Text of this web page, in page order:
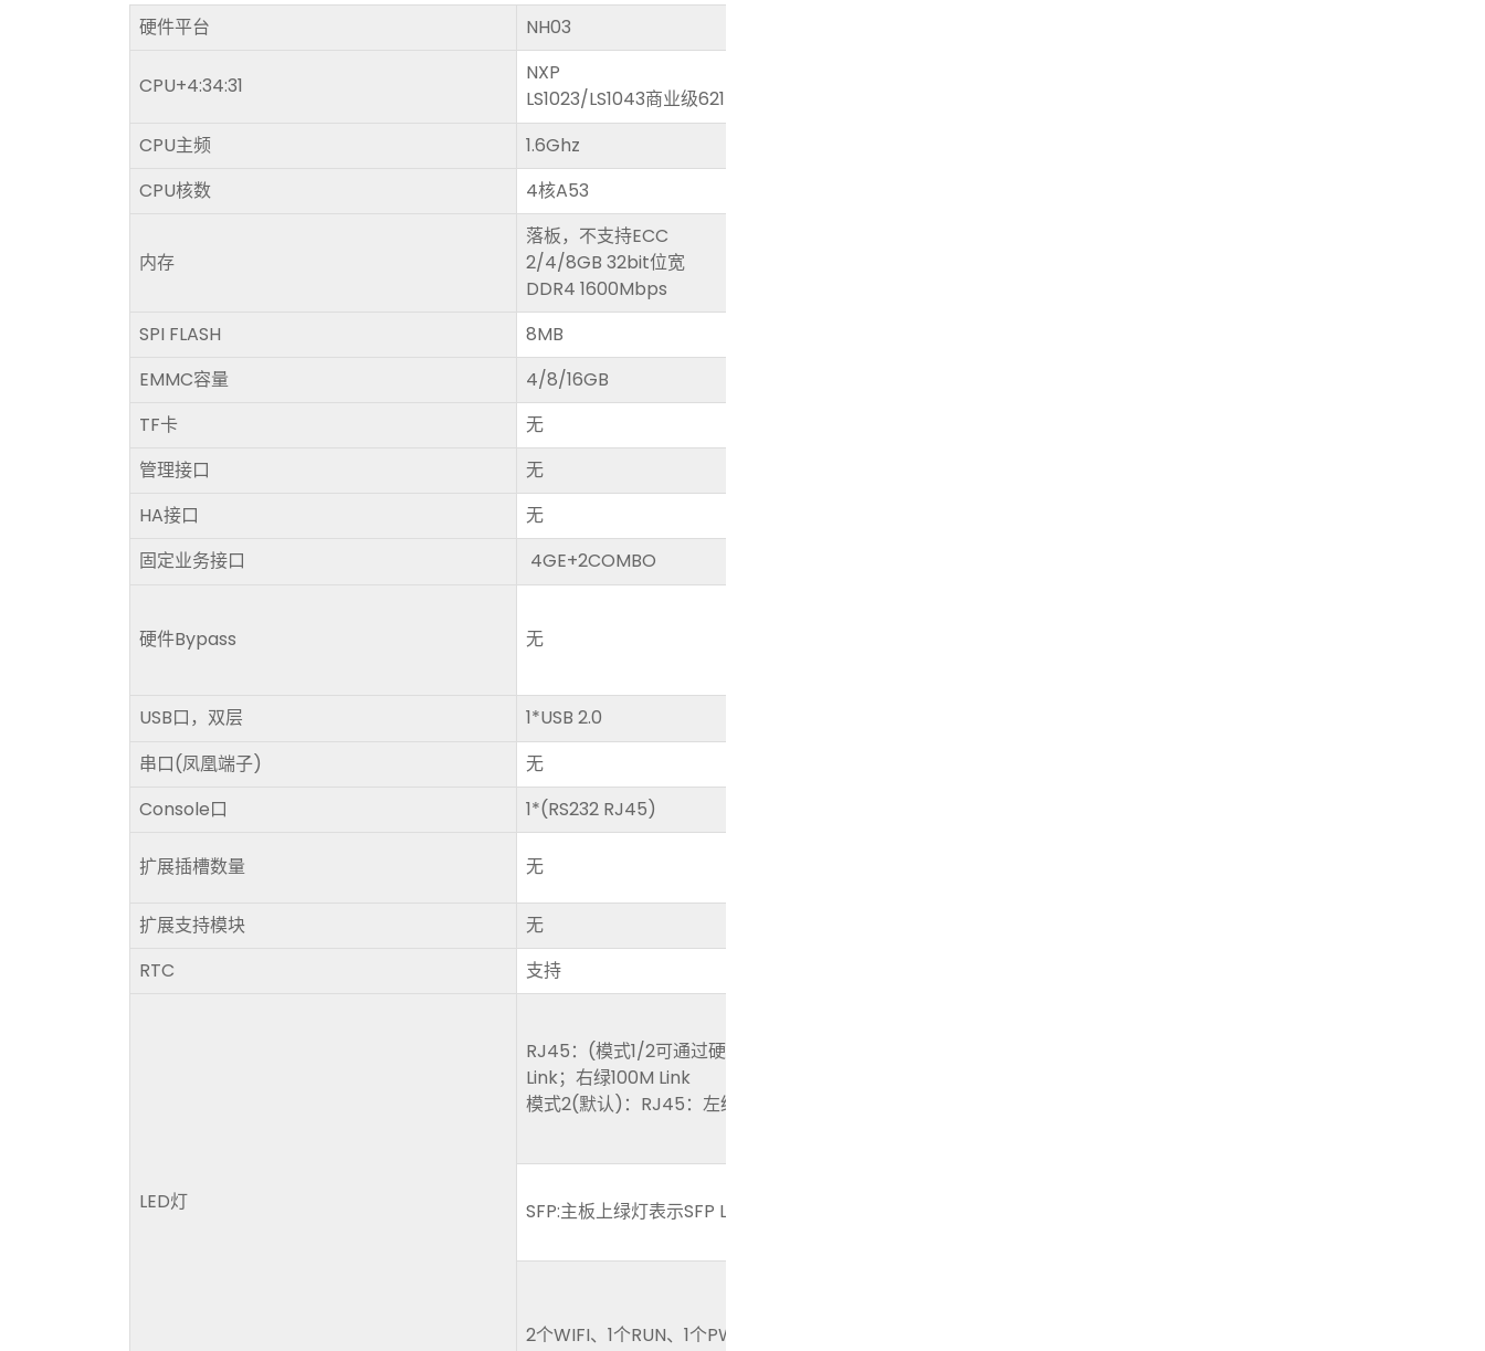
硬件平台 NH03
CPU+4:34:31
NXP
LS1023/LS1043商业级621Ball
CPU主频
1.6Ghz
CPU核数
4核A53
内存
落板，不支持ECC
2/4/8GB 32bit位宽
DDR4 1600Mbps
SPI FLASH
8MB
EMMC容量
4/8/16GB
TF卡
无
管理接口
无
HA接口
无
固定业务接口
4GE+2COMBO
硬件Bypass 无
USB口，双层
1*USB 2.0
串口(凤凰端子)
无
Console口
1*(RS232 RJ45)
扩展插槽数量 无
扩展支持模块
无
RTC
支持
LED灯
RJ45：(模式1/2可通过硬件电阻可选) 模式1：左黄Link/Act；右黄GE
Link；右绿100M Link
模式2(默认)：RJ45：左绿Link/Act；右黄GE Link
SFP:主板上绿灯表示SFP LINK/ACT
2个WIFI、1个RUN、1个PWR、4个4G/5G、1个ALARM、1个YUN